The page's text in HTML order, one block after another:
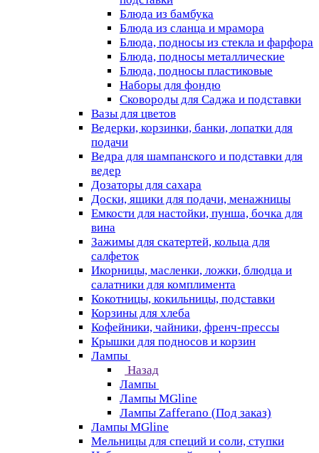
Блюда из бамбука
Блюда из сланца и мрамора
Блюда, подносы из стекла и фарфора
Блюда, подносы металлические
Блюда, подносы пластиковые
Наборы для фондю
Сковороды для Саджа и подставки
Вазы для цветов
Ведерки, корзинки, банки, лопатки для
подачи
Ведра для шампанского и подставки для
ведер
Дозаторы для сахара
Доски, ящики для подачи, менажницы
Емкости для настойки, пунша, бочка для
вина
Зажимы для скатертей, кольца для
салфеток
Икорницы, масленки, ложки, блюдца и
салатники для комплимента
Кокотницы, кокильницы, подставки
Корзины для хлеба
Кофейники, чайники, френч-прессы
Крышки для подносов и корзин
Лампы
Назад
Лампы
Лампы MGline
Лампы Zafferano (Под заказ)
Лампы MGline
Мельницы для специй и соли, ступки